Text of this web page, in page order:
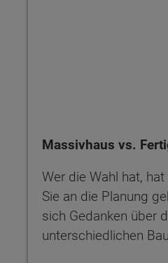
Massivhaus vs.
Wer die Wahl hat,
Sie an die Planung
sich Gedanken über
unterschiedlichen